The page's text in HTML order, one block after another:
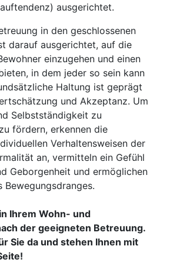
ausgerichtet.
in den geschlossenen
darauf ausgerichtet, auf die
einzugehen und einen
in dem jeder so sein kann
Haltung ist geprägt
und Akzeptanz. Um
Selbstständigkeit zu
fördern, erkennen die
Verhaltensweisen der
an, vermitteln ein Gefühl
Geborgenheit und ermöglichen
Bewegungsdranges.
Ihrem Wohn- und
der geeigneten Betreuung.
Sie da und stehen Ihnen mit